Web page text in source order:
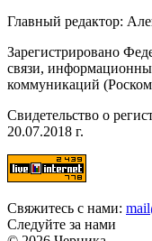
Главный редактор:
Зарегистрировано
связи,
коммуникаций
Свидетельство о
20.07.2018 г.
Свяжитесь с нами:
Следуйте за нами